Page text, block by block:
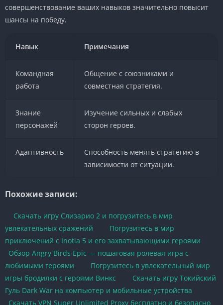
совершенствование ваших навыков значительно повысит
шансы на победу.
Навык Примечания
Командная
работа
Общение с союзниками и
совместная стратегия.
Знание
персонажей
Изучение сильных и слабых
сторон героев.
Адаптивность
Способность менять стратегию в
зависимости от ситуации.
Похожие записи:
Скачать игру Слизарио 2 и погрузитесь в мир
увлекательных сражений
Погрузитесь в мир
приключений с Inotia 5 и его захватывающими героями
Обзор Angry Birds Epic — пошаговая ролевая игра с
любимыми героями
Погрузитесь в увлекательный мир
игры бродилки с героями Винкс
Скачать игру Токийский
Гуль Dark War на компьютер и мобильные устройства
Скачать VPN Super Unlimited Proxy бесплатно и безопасно